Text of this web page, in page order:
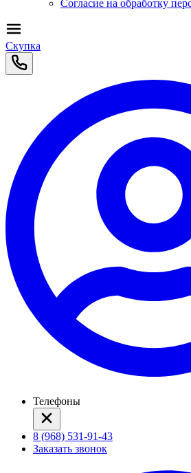
Согласие на обработку
Скупка
Телефоны
8 (968) 531-91-43
Заказать звонок